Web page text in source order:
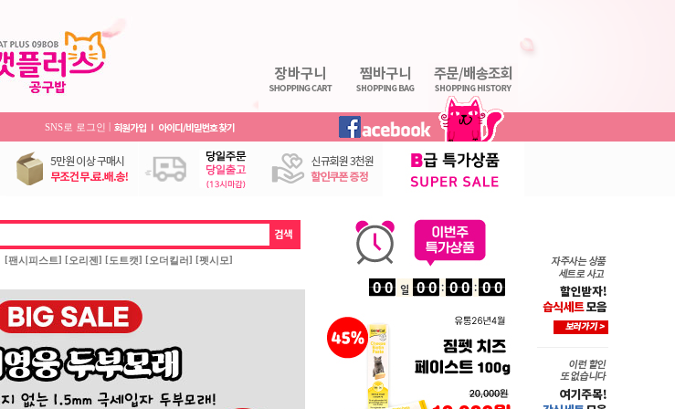
SNS로 로그인 |
[팬시피스트] [오리젠] [도트캣] [오더킬러] [펫시모]